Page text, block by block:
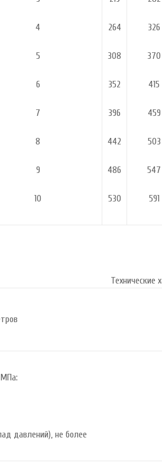
4
5
6
7
8
9
10
264
308
352
396
442
486
530
326
370
415
459
503
547
591
Технические
МПа:
давлений), не более